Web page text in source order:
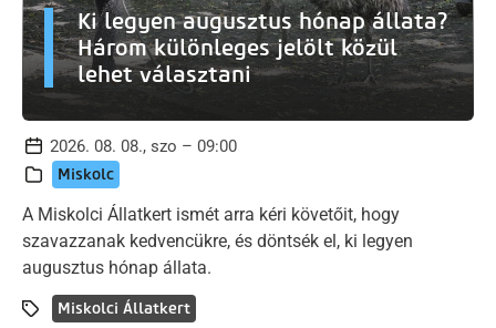
Ki legyen augusztus hónap állata?
Három különleges jelölt közül
lehet választani
2026. 08. 08., szo – 09:00
Miskolc
A Miskolci Állatkert ismét arra kéri követőit, hogy
szavazzanak kedvencükre, és döntsék el, ki legyen
augusztus hónap állata.
Miskolci Állatkert